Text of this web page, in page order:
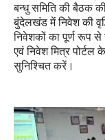
बन्धु समिति की बैठक
बुंदेलखंड में निवेश की
निवेशकों का पूर्ण रूप से
एवं निवेश मित्र
सुनिश्चित करें।